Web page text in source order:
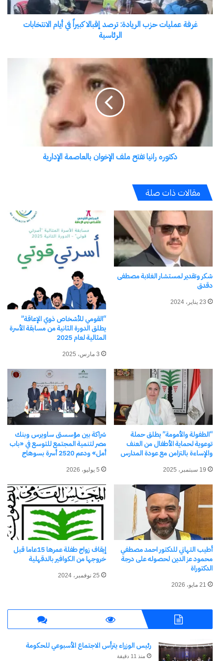
الجديد
24 أبريل، 2024
في "الأخبار News"
اكتشاف المزيد من
اشترك للحصول على أحدث التدوينات المرسلة إلى بريدك
الإلكتروني.
كتابة بريدك الإلكتروني...
نسخ الرابط
كبيراً
غرفة عمليات حزب الريادة: ترصد إقبالا كبيراً في أيام الانتخابات
الرئاسية
رانيا
تفتح
ملف
الإخوان
بالعاصمة
الإدارية
دكتوره رانيا تفتح ملف الإخوان بالعاصمة الإدارية
مقالات ذات صلة
شكر وتقدير لمستشار الغلابة مصطفى
دقدق
23 يناير، 2024
“القومي للأشخاص ذوي الإعاقة”
يطلق الدورة الثانية من مسابقة الأسرة
المثالية لعام 2025
3 مارس، 2025
“الطفولة والأمومة” يطلق حملة
توعوية لحماية الأطفال من العنف
والإساءة بالتزامن مع عودة المدارس
19 سبتمبر، 2025
شراكة بين مؤسستى ساويرس وبنك
مصر لتنمية المجتمع للتوسع في «باب
أمل» ودعم 2520 أسرة بسوهاج
5 يوليو، 2026
أطيب التهاني للدكتور احمد مصطفي
محمود عز الدين لحصوله على درجة
الدكتوراة
21 مايو، 2026
إيقاف زواج طفلة عمرها 15عاما قبل
خروجها من الكوافير بالدقهلية
25 نوفمبر، 2024
رئيس الوزراء يترأس الاجتماع الأسبوعي للحكومة
منذ 11 دقيقة